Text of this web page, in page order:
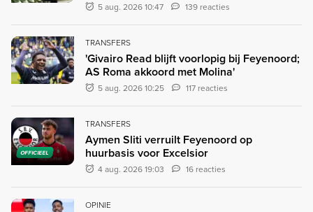
5 aug. 2026 10:47 139 reacties
TRANSFERS
'Givairo Read blijft voorlopig bij Feyenoord;
AS Roma akkoord met Molina'
5 aug. 2026 10:25 117 reacties
OFFICIEEL
TRANSFERS
Aymen Sliti verruilt Feyenoord op
huurbasis voor Excelsior
4 aug. 2026 19:03 16 reacties
OPINIE